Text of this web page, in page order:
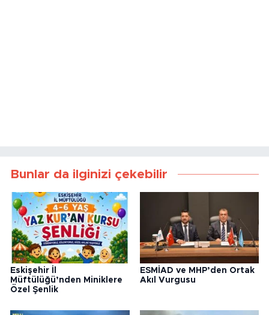
Bunlar da ilginizi çekebilir
Eskişehir İl
Müftülüğü’nden Miniklere
Özel Şenlik
ESMİAD ve MHP’den Ortak
Akıl Vurgusu